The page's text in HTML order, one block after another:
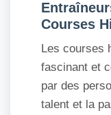
Courses
Les courses
fascinant et
par des
talent et la